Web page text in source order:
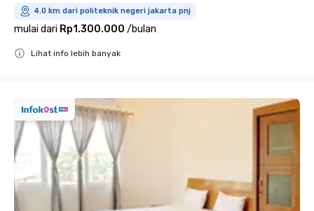
4.0 km dari politeknik negeri jakarta pnj
mulai dari Rp1.300.000 /bulan
Lihat info lebih banyak